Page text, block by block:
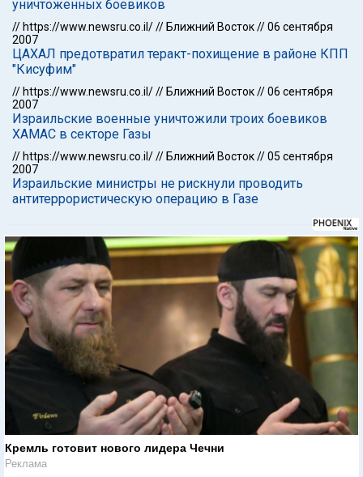
уничтоженных боевиков
// https://www.newsru.co.il/// Ближний Восток//06 сентября
2007
ЦАХАЛ предотвратил теракт-похищение в районе КПП
"Кисуфим"
// https://www.newsru.co.il/// Ближний Восток//06 сентября
2007
Израильские военные уничтожили троих боевиков
ХАМАС в секторе Газы
// https://www.newsru.co.il/// Ближний Восток//05 сентября
2007
Израильские министры не рискнули проводить
антитеррористическую операцию в Газе
Кремль готовит нового лидера Чечни
Реклама